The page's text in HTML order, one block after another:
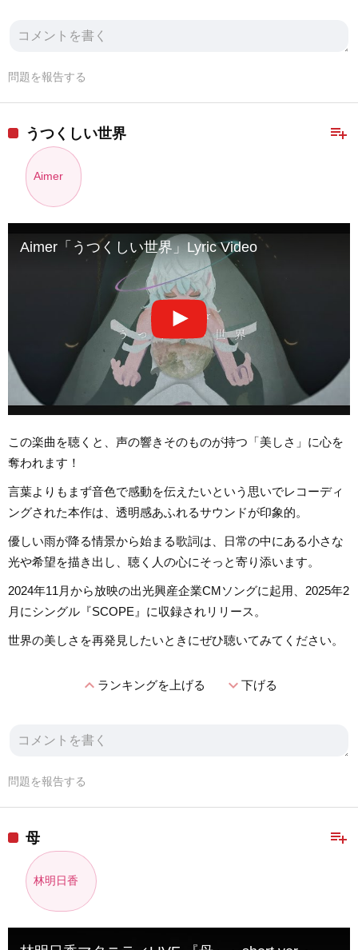
問題を報告する
playlist_add
うつくしい世界
Aimer
Aimer「うつくしい世界」Lyric Video
この楽曲を聴くと、声の響きそのものが持つ「美しさ」に心を
奪われます！
言葉よりもまず音色で感動を伝えたいという思いでレコーディ
ングされた本作は、透明感あふれるサウンドが印象的。
優しい雨が降る情景から始まる歌詞は、日常の中にある小さな
光や希望を描き出し、聴く人の心にそっと寄り添います。
2024年11月から放映の出光興産企業CMソングに起用、2025年2
月にシングル『SCOPE』に収録されリリース。
世界の美しさを再発見したいときにぜひ聴いてみてください。
expand_lessランキングを上げる expand_more下げる
問題を報告する
playlist_add
母
林明日香